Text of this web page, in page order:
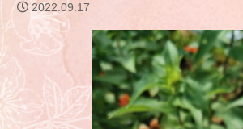
2022.09.17